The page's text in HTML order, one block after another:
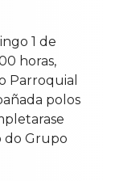
1 de
horas,
Parroquial
polos
do Grupo